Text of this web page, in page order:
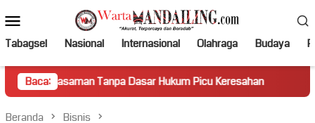
ke
kontenMobile
Tabagsel Nasional Internasional Olahraga Budaya
Baca:
Tanpa Dasar Hukum Picu Keresahan Truk Miring
Beranda Bisnis